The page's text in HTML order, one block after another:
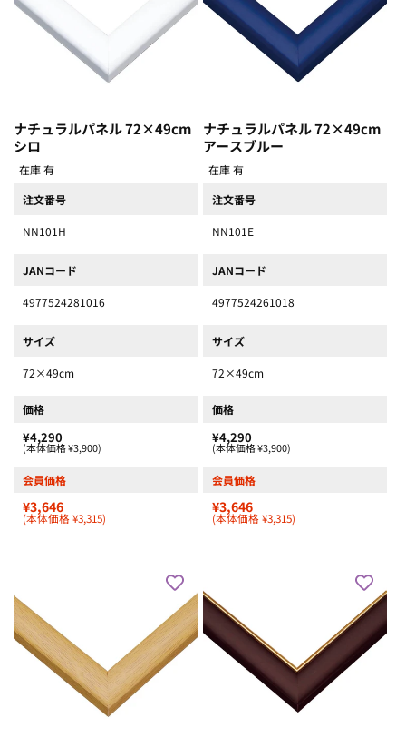
ナチュラルパネル 72×49cm
シロ
在庫 有
注文番号
NN101H
JANコード
4977524281016
サイズ
72×49cm
価格
¥4,290
(本体価格 ¥3,900)
会員価格
¥3,646
(本体価格 ¥3,315)
ナチュラルパネル 72×49cm
アースブルー
在庫 有
注文番号
NN101E
JANコード
4977524261018
サイズ
72×49cm
価格
¥4,290
(本体価格 ¥3,900)
会員価格
¥3,646
(本体価格 ¥3,315)